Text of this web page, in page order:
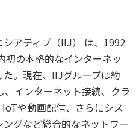
アティブ（IIJ） は、1992
初の本格的なインターネッ
。現在、IIJグループは約
インターネット接続、クラ
や動画配信、さらにシス
グなど総合的なネットワー